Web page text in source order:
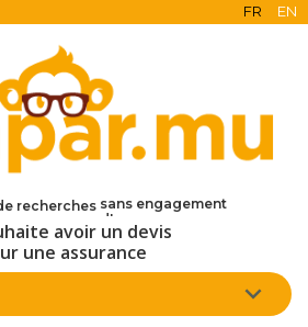
FR EN
recherches
en ligne
d'assurance
avoir un devis
une assurance